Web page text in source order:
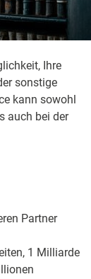
Ihre
sonstige
kann sowohl
auch bei der
Partner
1 Milliarde